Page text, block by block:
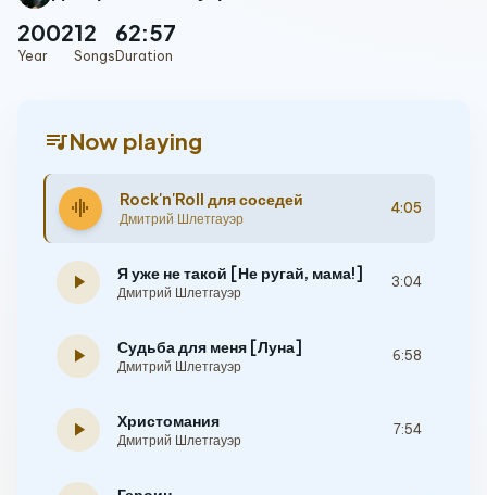
2002
Year
12
Songs
62:57
Duration
queue_musicNow playing
graphic_eq Rock'n'Roll для соседей
Дмитрий Шлетгауэр
4:05
play_arrow Я уже не такой [Не ругай, мама!]
Дмитрий Шлетгауэр
3:04
play_arrow Судьба для меня [Луна]
Дмитрий Шлетгауэр
6:58
play_arrow Христомания
Дмитрий Шлетгауэр
7:54